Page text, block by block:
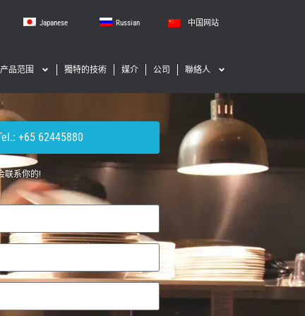
Japanese Russian 中国网站
品范围 獨特的技術 媒介 公司 聯絡人
+65 62445880
联系你的!